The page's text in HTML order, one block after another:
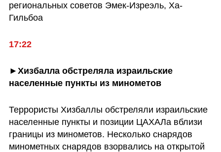
региональных советов Эмек-Изреэль, Ха-
Гильбоа
17:22
►Хизбалла обстреляла израильские
населенные пункты из минометов
Террористы Хизбаллы обстреляли израильские
населенные пункты и позиции ЦАХАЛа вблизи
границы из минометов. Несколько снарядов
минометных снарядов взорвались на открытой